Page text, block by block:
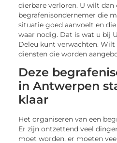
dierbare verloren. U wilt dan
begrafenisondernemer die
situatie goed aanvoelt en
waar nodig. Dat is wat u bij
Deleu kunt verwachten.
diensten die worden
Deze
in Antwerpen
klaar
Het organiseren van een
Er zijn ontzettend veel
moet worden, er moeten